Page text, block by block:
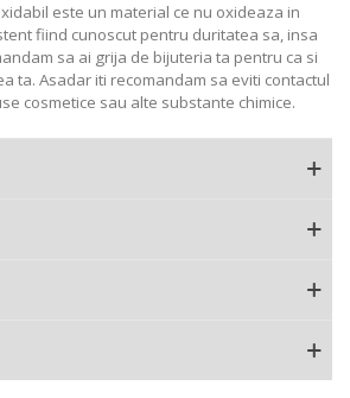
este un material ce nu oxideaza in
fiind cunoscut pentru duritatea sa, insa
sa ai grija de bijuteria ta pentru ca si
ta. Asadar iti recomandam sa eviti contactul
cosmetice sau alte substante chimice.